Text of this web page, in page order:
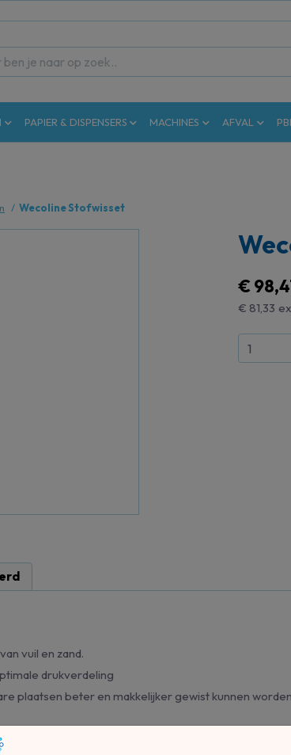
PAPIER & DISPENSERS MACHINES AFVAL
Wecoline Stofwisset
€
€ 81,33
vuil en zand.
drukverdeling
plaatsen beter en makkelijker gewist kunnen worden